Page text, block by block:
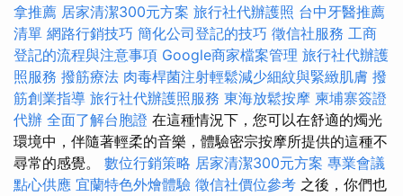
拿推薦 居家清潔300元方案 旅行社代辦護照 台中牙醫推薦
清單 網路行銷技巧 簡化公司登記的技巧 徵信社服務 工商
登記的流程與注意事項 Google商家檔案管理 旅行社代辦護
照服務 撥筋療法 肉毒桿菌注射輕鬆減少細紋與緊緻肌膚 撥
筋創業指導 旅行社代辦護照服務 東海放鬆按摩 柬埔寨簽證
代辦 全面了解台胞證 在這種情況下，您可以在舒適的燭光
環境中，伴隨著輕柔的音樂，體驗密宗按摩所提供的這種不
尋常的感覺。 數位行銷策略 居家清潔300元方案 專業會議
點心供應 宜蘭特色外燴體驗 徵信社價位參考 之後，你們也